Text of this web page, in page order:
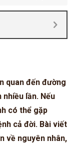
quan đến đường
lần. Nếu
có thể gặp
cả đời. Bài viết
về nguyên nhân,